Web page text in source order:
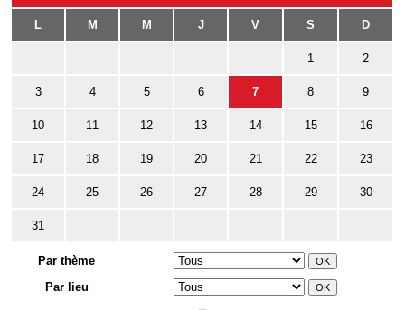
L M M J V S D
1 2
3 4 5 6 7 8 9
10 11 12 13 14 15 16
17 18 19 20 21 22 23
24 25 26 27 28 29 30
31
Par thème
Par lieu